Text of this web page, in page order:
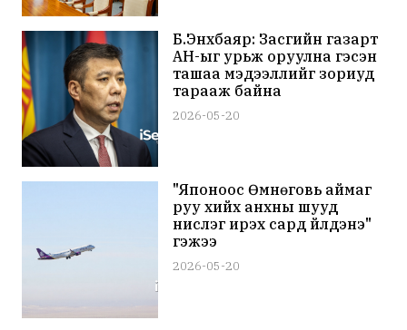
Б.Энхбаяр: Засгийн газарт
АН-ыг урьж оруулна гэсэн
ташаа мэдээллийг зориуд
тарааж байна
2026-05-20
"Японоос Өмнөговь аймаг
руу хийх анхны шууд
нислэг ирэх сард үйлдэнэ"
гэжээ
2026-05-20